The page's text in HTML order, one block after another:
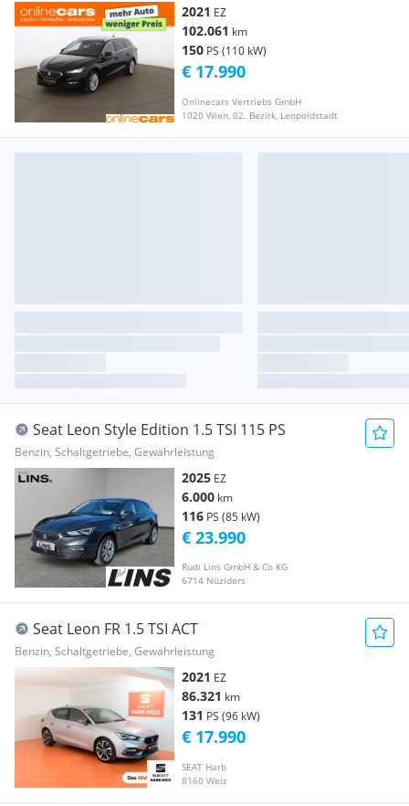
2021 EZ
102.061 km
150 PS (110 kW)
Onlinecars Vertriebs GmbH
1020 Wien, 02. Bezirk, Leopoldstadt
€ 17.990
Seat Leon Style Edition 1.5 TSI 115 PS
Benzin, Schaltgetriebe, Gewährleistung
2025 EZ
6.000 km
116 PS (85 kW)
Rudi Lins GmbH & Co KG
6714 Nüziders
€ 23.990
Seat Leon FR 1.5 TSI ACT
Benzin, Schaltgetriebe, Gewährleistung
2021 EZ
86.321 km
131 PS (96 kW)
SEAT Harb
8160 Weiz
€ 17.990